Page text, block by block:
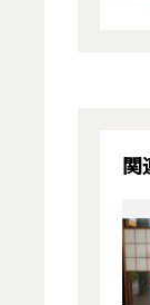
関